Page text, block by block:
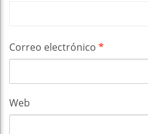
Correo electrónico *
Web